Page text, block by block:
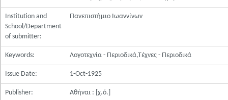
Institution and
School/Department
of submitter:
Πανεπιστήμιο Ιωαννίνων
Keywords: Λογοτεχνία - Περιοδικά,Τέχνες - Περιοδικά
Issue Date: 1-Oct-1925
Publisher: Αθήναι : [χ.ό.]